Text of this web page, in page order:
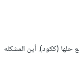
حلها (ككود). أين المشكله